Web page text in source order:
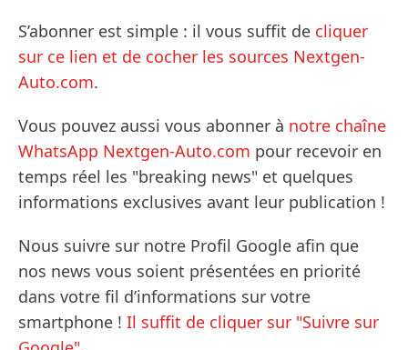
S’abonner est simple : il vous suffit de cliquer
sur ce lien et de cocher les sources Nextgen-
Auto.com.
Vous pouvez aussi vous abonner à notre chaîne
WhatsApp Nextgen-Auto.com pour recevoir en
temps réel les "breaking news" et quelques
informations exclusives avant leur publication !
Nous suivre sur notre Profil Google afin que
nos news vous soient présentées en priorité
dans votre fil d’informations sur votre
smartphone ! Il suffit de cliquer sur "Suivre sur